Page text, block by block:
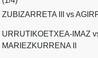
ZUBIZARRETA III vs
URRUTIKOETXEA-IMAZ
MARIEZKURRENA II